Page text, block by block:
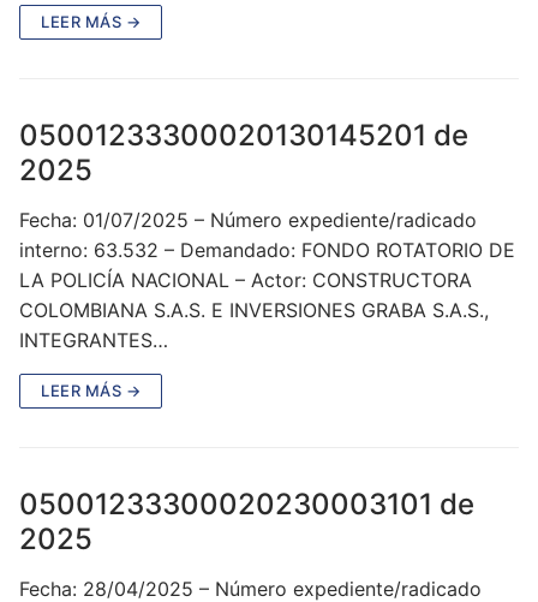
LEER MÁS →
05001233300020130145201 de
2025
Fecha: 01/07/2025 – Número expediente/radicado
interno: 63.532 – Demandado: FONDO ROTATORIO DE
LA POLICÍA NACIONAL – Actor: CONSTRUCTORA
COLOMBIANA S.A.S. E INVERSIONES GRABA S.A.S.,
INTEGRANTES…
LEER MÁS →
05001233300020230003101 de
2025
Fecha: 28/04/2025 – Número expediente/radicado